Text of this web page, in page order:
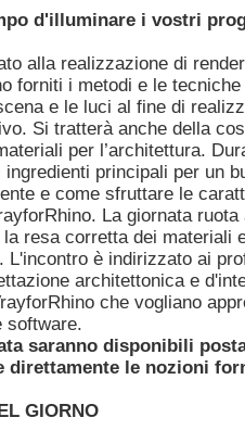
d'illuminare i vostri
alla realizzazione di
forniti i metodi e le
e le luci al fine di
Si tratterà anche della
per l’architettura.
ingredienti principali per un
e come sfruttare le
La giornata
resa corretta dei materiali
L'incontro è indirizzato ai
architettonica e
che vogliano
software.
saranno disponibili
direttamente le nozioni
GIORNO